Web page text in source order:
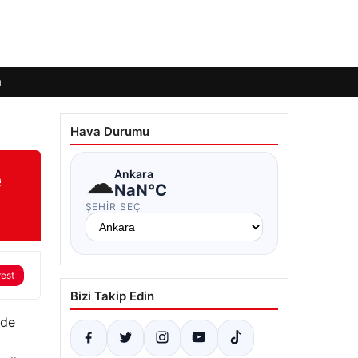
Hava Durumu
☁Ankara
NaN°C
ŞEHIR SEÇ
Bizi Takip Edin